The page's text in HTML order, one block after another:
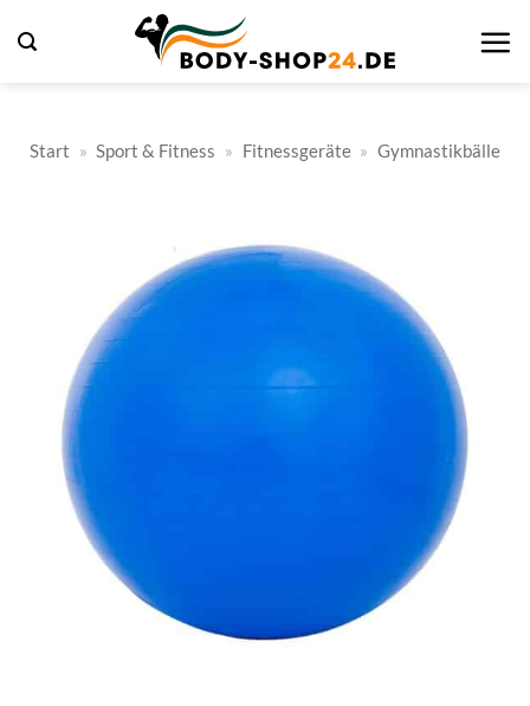
Inhalt
Start » Sport & Fitness » Fitnessgeräte » Gymnastikbälle